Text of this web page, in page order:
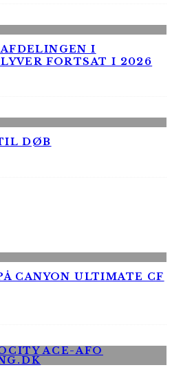
I
FORTSAT I 2026
DØB
CANYON ULTIMATE CF